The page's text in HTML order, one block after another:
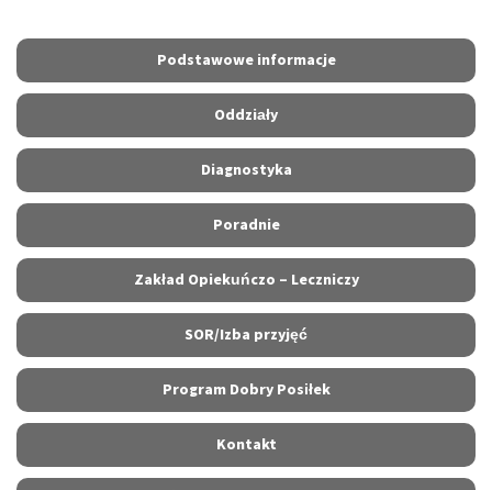
Podstawowe informacje
Oddziały
Diagnostyka
Poradnie
Zakład Opiekuńczo – Leczniczy
SOR/Izba przyjęć
Program Dobry Posiłek
Kontakt